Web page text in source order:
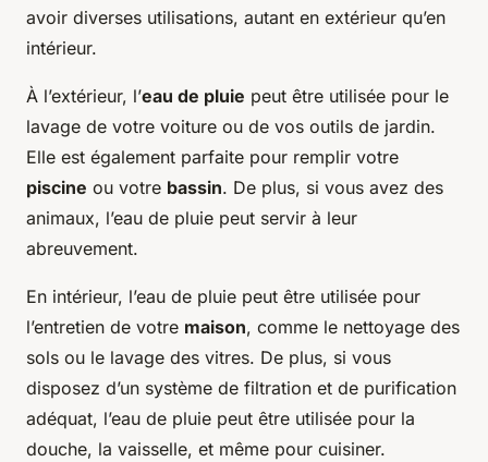
avoir diverses utilisations, autant en extérieur qu’en
intérieur.
À l’extérieur, l’eau de pluie peut être utilisée pour le
lavage de votre voiture ou de vos outils de jardin.
Elle est également parfaite pour remplir votre
piscine ou votre bassin. De plus, si vous avez des
animaux, l’eau de pluie peut servir à leur
abreuvement.
En intérieur, l’eau de pluie peut être utilisée pour
l’entretien de votre maison, comme le nettoyage des
sols ou le lavage des vitres. De plus, si vous
disposez d’un système de filtration et de purification
adéquat, l’eau de pluie peut être utilisée pour la
douche, la vaisselle, et même pour cuisiner.